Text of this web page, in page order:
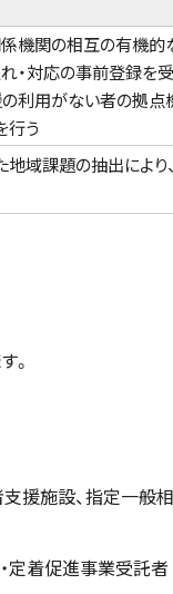
機関の相互の有機的
・対応の事前登録を
利用がない者の拠点
行う
域課題の抽出により
。
援施設、指定一般
定着促進事業受託者